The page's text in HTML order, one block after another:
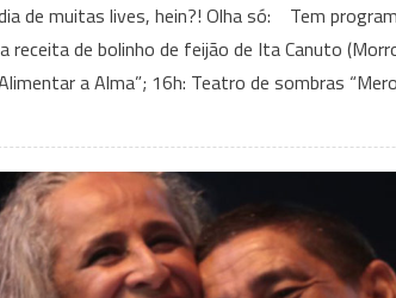
de muitas lives, hein?! Olha só: Tem
receita de bolinho de feijão de Ita Canuto
a Alma”; 16h: Teatro de sombras